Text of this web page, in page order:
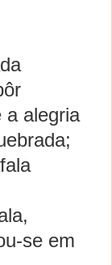
da
a alegria
ada;
ala
la,
se em